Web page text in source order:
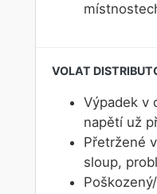
Výpadek v
napětí už
Přetržené
sloup,